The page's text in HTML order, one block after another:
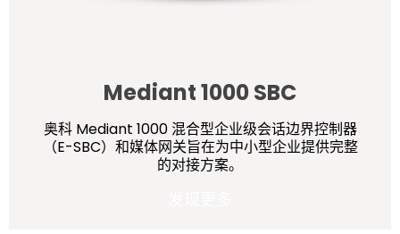
Mediant 1000 SBC
奥科 Mediant 1000 混合型企业级会话边界控制器
（E-SBC）和媒体网关旨在为中小型企业提供完整
的对接方案。